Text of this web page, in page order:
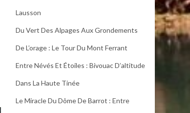
Lausson
Du Vert Des Alpages Aux Grondements
De L’orage : Le Tour Du Mont Ferrant
Entre Névés Et Étoiles : Bivouac D’altitude
Dans La Haute Tinée
Le Miracle Du Dôme De Barrot : Entre